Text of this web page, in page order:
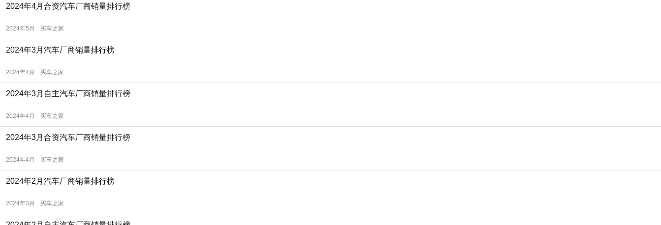
2024年4月合资汽车厂商销量排行榜
2024年5月 买车之家
2024年3月汽车厂商销量排行榜
2024年4月 买车之家
2024年3月自主汽车厂商销量排行榜
2024年4月 买车之家
2024年3月合资汽车厂商销量排行榜
2024年4月 买车之家
2024年2月汽车厂商销量排行榜
2024年3月 买车之家